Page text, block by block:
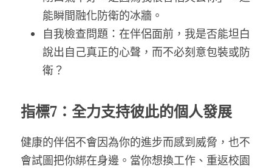
能瞬間融化防衛的冰牆。
自我檢查問題：在伴侶面前，我是否能坦白
說出自己真正的心聲，而不必刻意包裝或防
衛？
指標7：全力支持彼此的個人發展
健康的伴侶不會因為你的進步而感到威脅，也不
會試圖把你綁在身邊。當你想換工作、重返校園